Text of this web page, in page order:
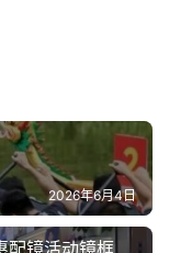
2026年6月4日
配镜活动镜框